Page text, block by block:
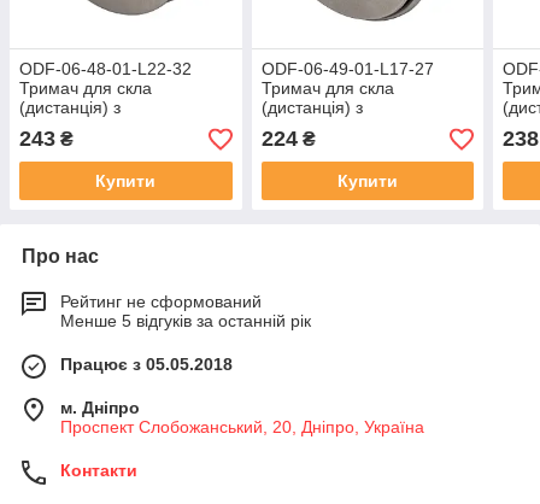
ODF-06-48-01-L22-32
Тримач для скла
(дистанція) з
регулюванням, для
коннектора d40 мм, різьба
М8, матовий
243 ₴
Купити
ODF-06-49-01-L17-27
Тримач для скла
(дистанція) з
регулюванням, для
коннектора d40 мм, різьба
М10, матовий
224₴
Купити
М8,
238
Про нас
Рейтинг не сформований
Менше 5 відгуків за останній рік
Працює з 05.05.2018
м. Дніпро
Проспект Слобожанський, 20, Дніпро, Україна
Контакти